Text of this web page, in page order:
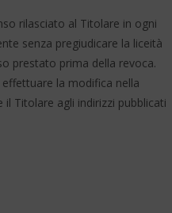
rilasciato al Titolare in ogni
senza pregiudicare la liceità
prestato prima della revoca.
la modifica nella
Titolare agli indirizzi pubblicati